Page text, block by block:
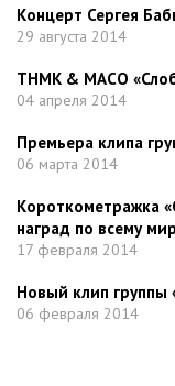
Концерт Сергея
29 августа 2014
ТНМК & МАСО
04 апреля 2014
Премьера клипа
06 марта 2014
Короткометражка
наград по всему
17 февраля 2014
Новый клип группы
06 февраля 2014